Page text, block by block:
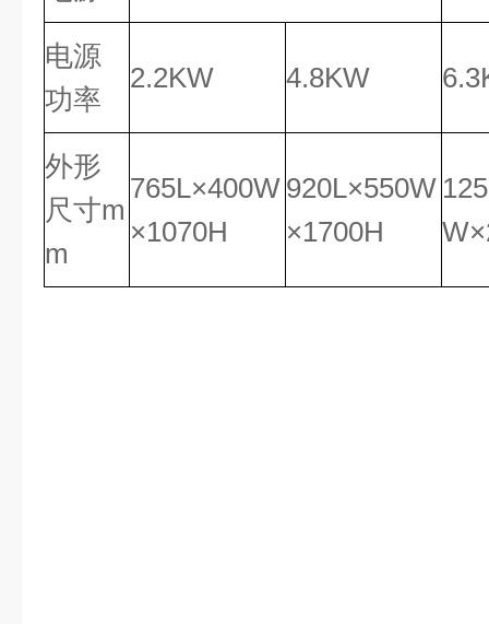
电源
功率
2.2KW 4.8KW
外形
尺寸m
m
765L×400W
×1070H
920L×550W
×1700H